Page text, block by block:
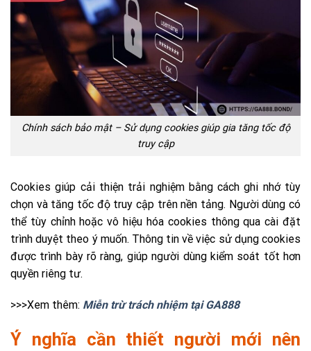
Chính sách bảo mật – Sử dụng cookies giúp gia tăng tốc độ
truy cập
Cookies giúp cải thiện trải nghiệm bằng cách ghi nhớ tùy
chọn và tăng tốc độ truy cập trên nền tảng. Người dùng có
thể tùy chỉnh hoặc vô hiệu hóa cookies thông qua cài đặt
trình duyệt theo ý muốn. Thông tin về việc sử dụng cookies
được trình bày rõ ràng, giúp người dùng kiểm soát tốt hơn
quyền riêng tư.
>>>Xem thêm: Miễn trừ trách nhiệm tại GA888
Ý nghĩa cần thiết người mới nên